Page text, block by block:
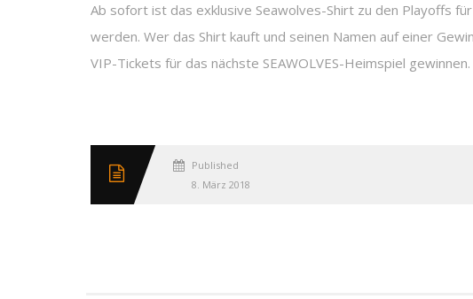
Ab sofort ist das exklusive Seawolves-Shirt zu den Playoffs
werden. Wer das Shirt kauft und seinen Namen auf einer
VIP-Tickets für das nächste SEAWOLVES-Heimspiel
Published
8. März 2018